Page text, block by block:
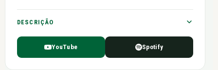
DESCRIÇÃO
No quarto episódio do IMAcast, conversamos com o
Dr. Admir Lopes Mora. Engenheiro Florestal, formado
YouTube Spotify